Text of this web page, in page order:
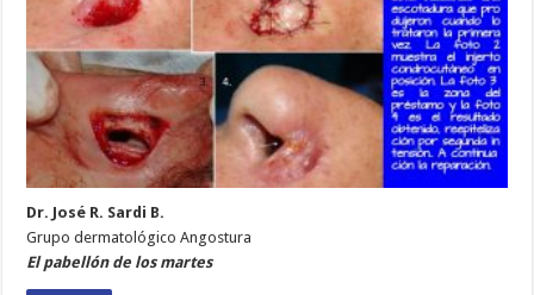
Dr. José R. Sardi B.
Grupo dermatológico Angostura
El pabellón de los martes